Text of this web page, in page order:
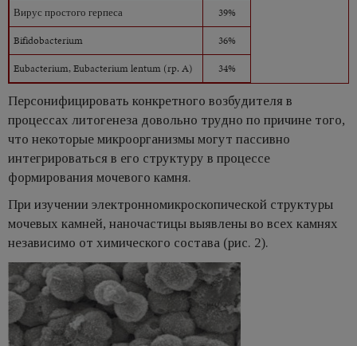
Вирус простого герпеса
39%
Bifidobacterium
36%
Eubacterium, Eubacterium lentum (rp. A)
34%
Персонифицировать конкретного возбудителя в
процессах литогенеза довольно трудно по причине того,
что некоторые микроорганизмы могут пассивно
интегрироваться в его структуру в процессе
формирования мочевого камня.
При изучении электронномикроскопической структуры
мочевых камней, наночастицы выявлены во всех камнях
независимо от химического состава (рис. 2).